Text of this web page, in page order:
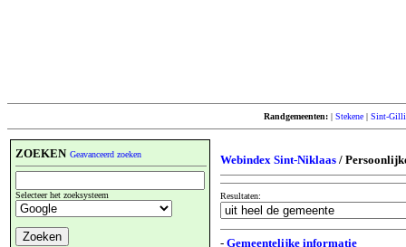
Randgemeenten: | Stekene | Sint-
ZOEKEN Geavanceerd zoeken
Selecteer het zoeksysteem
Webindex Sint-Niklaas /
Resultaten:
- Gemeentelijke informatie